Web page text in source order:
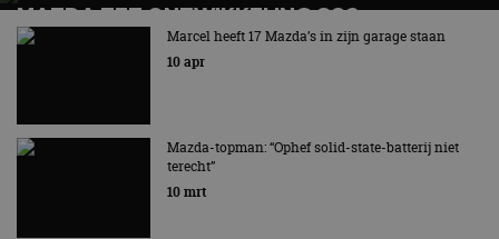
MAZDA ZET ONTWIKKELING CO2-
AFVANGINSTALLATIE VOORT
Techniek kan bijdragen aan het verminderen van de
Marcel heeft 17 Mazda’s in zijn garage staan
10 apr
Mazda-topman: “Ophef solid-state-batterij niet
terecht”
10 mrt